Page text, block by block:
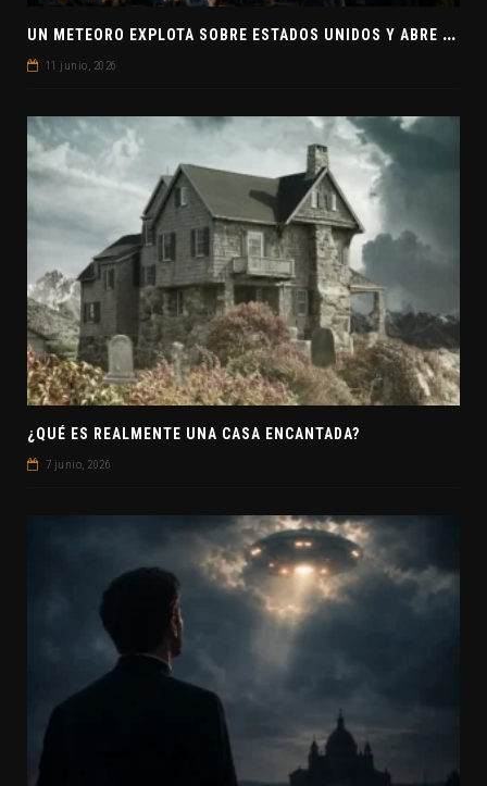
U
N METEORO EXPLOTA SOBRE ESTADOS UNIDOS Y ABRE LA PISTA DE POLAR-IM, UN POSIBLE VISITANTE INTERESTELAR
11 junio, 2026
¿QUÉ ES REALMENTE UNA CASA ENCANTADA?
7 junio, 2026